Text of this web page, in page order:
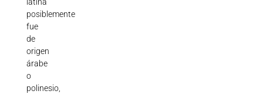
posiblemente
fue
de
origen
árabe
o
polinesio,